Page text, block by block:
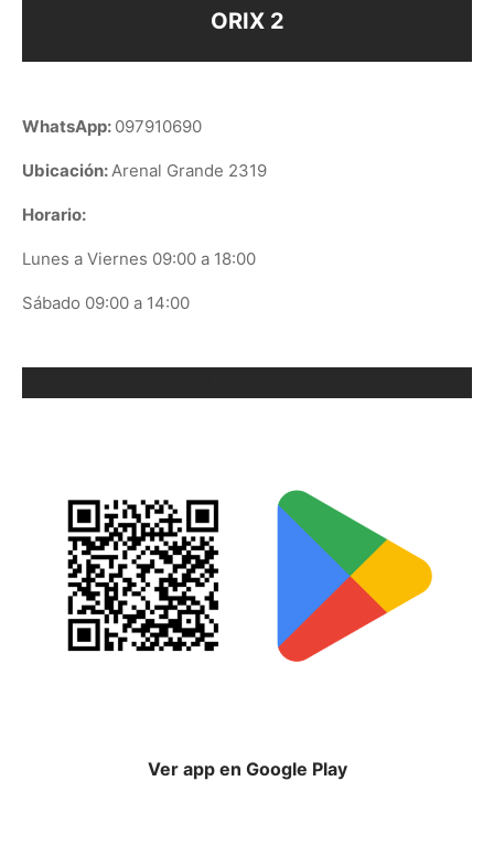
ORIX 2
WhatsApp: 097910690
Ubicación:Arenal Grande 2319
Horario:
Lunes a Viernes 09:00 a 18:00
Sábado 09:00 a 14:00
Ver app en Google Play